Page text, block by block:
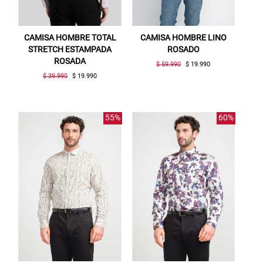
CAMISA HOMBRE TOTAL
STRETCH ESTAMPADA
ROSADA
$ 39.990 $ 19.990
CAMISA HOMBRE LINO
ROSADO
$ 59.990 $ 19.990
55% 60%